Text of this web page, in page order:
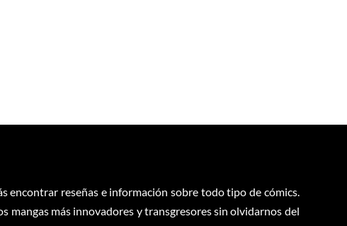
encontrar reseñas e información sobre todo tipo de cómics.
mangas más innovadores y transgresores sin olvidarnos del